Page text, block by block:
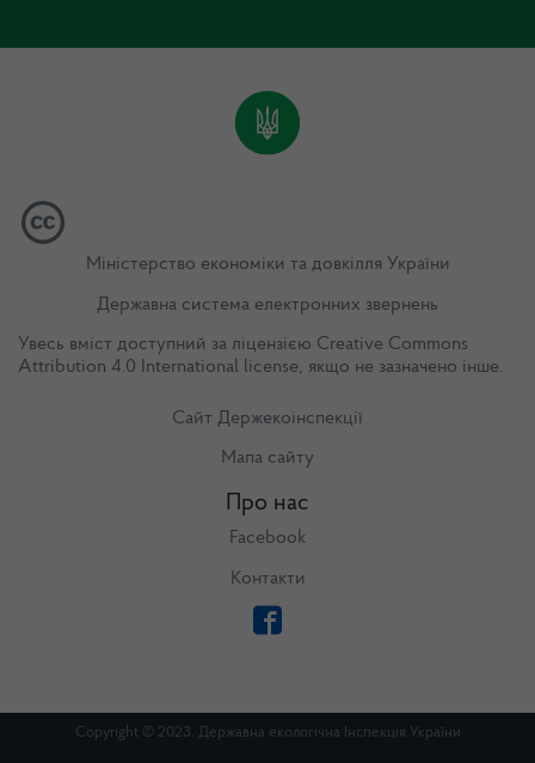
Міністерство економіки та довкілля України
Державна система електронних звернень
Увесь вміст доступний за ліцензією Creative Commons
Attribution 4.0 International license, якщо не зазначено інше.
Сайт Держекоінспекції
Мапа сайту
Про нас
Facebook
Контакти
Copyright © 2023. Державна екологічна Інспекція України